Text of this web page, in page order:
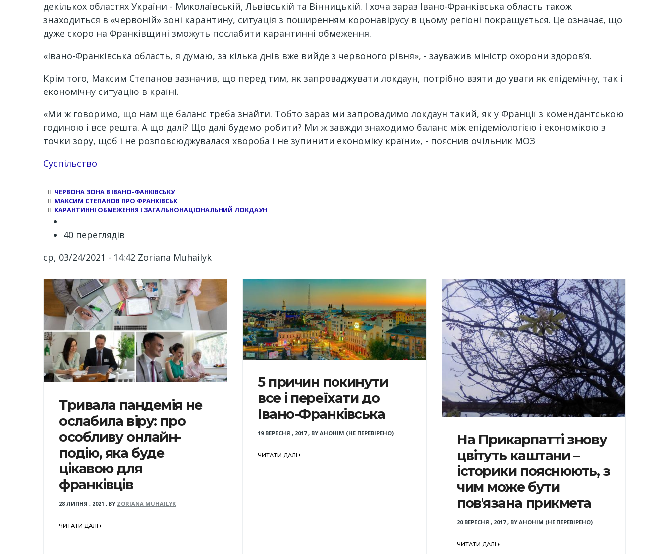
декількох областях України - Миколаївській, Львівській та Вінницькій. І хоча зараз Івано-Франківська область також
знаходиться в «червоній» зоні карантину, ситуація з поширенням коронавірусу в цьому регіоні покращується. Це означає, що
дуже скоро на Франківщині зможуть послабити карантинні обмеження.
«Івано-Франківська область, я думаю, за кілька днів вже вийде з червоного рівня», - зауважив міністр охорони здоров’я.
Крім того, Максим Степанов зазначив, що перед тим, як запроваджувати локдаун, потрібно взяти до уваги як епідемічну, так і
економічну ситуацію в країні.
«Ми ж говоримо, що нам ще баланс треба знайти. Тобто зараз ми запровадимо локдаун такий, як у Франції з комендантською
годиною і все решта. А що далі? Що далі будемо робити? Ми ж завжди знаходимо баланс між епідеміологією і економікою з
точки зору, щоб і не розповсюджувалася хвороба і не зупинити економіку країни», - пояснив очільник МОЗ
Суспільство
ЧЕРВОНА ЗОНА В ІВАНО-ФАНКІВСЬКУ
МАКСИМ СТЕПАНОВ ПРО ФРАНКІВСЬК
КАРАНТИННІ ОБМЕЖЕННЯ І ЗАГАЛЬНОНАЦІОНАЛЬНИЙ ЛОКДАУН
40 переглядів
ср, 03/24/2021 - 14:42 Zoriana Muhailyk
Тривала пандемія не
ослабила віру: про
особливу онлайн-
подію, яка буде
цікавою для
франківців
28 ЛИПНЯ , 2021 , BY ZORIANA MUHAILYK
ЧИТАТИ ДАЛІ
5 причин покинути
все і переїхати до
Івано-Франківська
19 ВЕРЕСНЯ , 2017, BY АНОНІМ (НЕ ПЕРЕВІРЕНО)
ЧИТАТИ ДАЛІ
На Прикарпатті знову
цвітуть каштани –
історики пояснюють, з
чим може бути
пов'язана прикмета
20 ВЕРЕСНЯ , 2017, BY АНОНІМ (НЕ ПЕРЕВІРЕНО)
ЧИТАТИ ДАЛІ